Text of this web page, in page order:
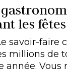
les fêtes
savoir-faire
millions de
année.